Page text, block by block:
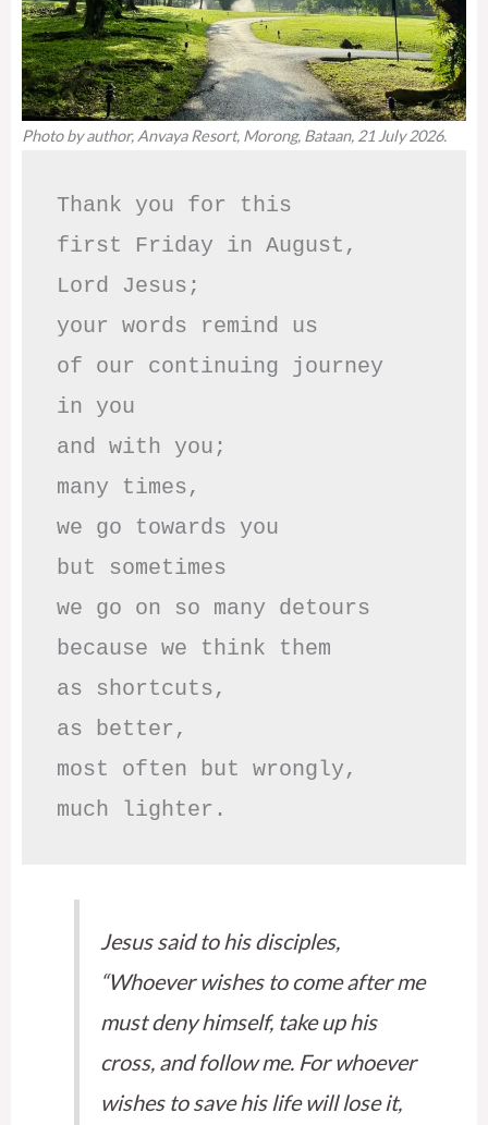
Photo by author, Anvaya Resort, Morong, Bataan, 21 July 2026.
Thank you for this
first Friday in August,
Lord Jesus;
your words remind us
of our continuing journey
in you
and with you;
many times,
we go towards you
but sometimes
we go on so many detours
because we think them
as shortcuts,
as better,
most often but wrongly,
much lighter.
Jesus said to his disciples,
“Whoever wishes to come after me
must deny himself, take up his
cross, and follow me. For whoever
wishes to save his life will lose it,